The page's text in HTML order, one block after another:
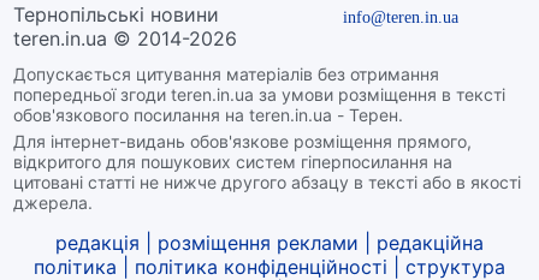
Тернопільські новини
teren.in.ua © 2014-2026
Допускається цитування матеріалів без отримання
попередньої згоди teren.in.ua за умови розміщення в тексті
обов'язкового посилання на teren.in.ua - Терен.
Для інтернет-видань обов'язкове розміщення прямого,
відкритого для пошукових систем гіперпосилання на
цитовані статті не нижче другого абзацу в тексті або в якості
джерела.
info@teren.in.ua
редакція розміщення реклами
редакційна
політика
політика конфіденційності
структура